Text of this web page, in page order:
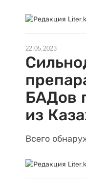
22.05.2023
БАДов
из
Всего